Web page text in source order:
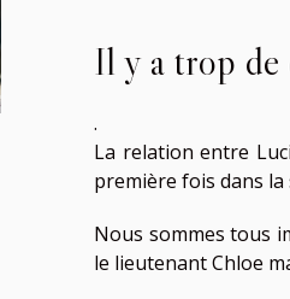
Il y a trop de
.
La relation entre
première fois dans
Nous sommes tous
le lieutenant Chloe